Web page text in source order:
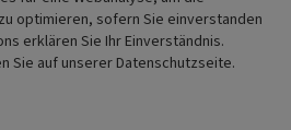
(abgerufen 05.12.2017)
Demnig (abgerufen 05.12.2017)
Beiträge zur
Dokument, 517 KB,
optimieren, sofern Sie einverstanden
erklären Sie Ihr Einverständnis.
Sie auf unserer Datenschutzseite.